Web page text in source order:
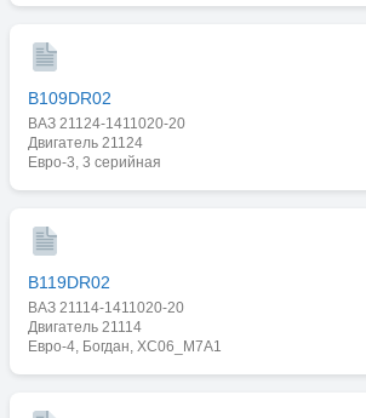
B109DR02
ВАЗ 21124-1411020-20
Двигатель 21124
Евро-3, 3 серийная
B119DR02
ВАЗ 21114-1411020-20
Двигатель 21114
Евро-4, Богдан, XC06_M7A1